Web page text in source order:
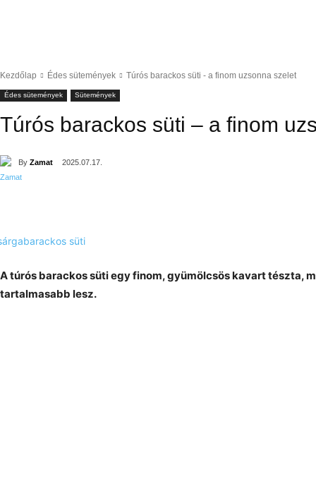
Kezdőlap Édes sütemények Túrós barackos süti - a finom uzsonna szelet
Édes sütemények Sütemények
Túrós barackos süti – a finom
By Zamat 2025.07.17.
A túrós barackos süti egy finom, gyümölcsös kavart tészta,
tartalmasabb lesz.